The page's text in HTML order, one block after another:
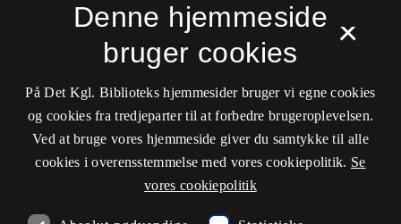
Driftsstatus
Cookieindstillinger
Kontaktinformationer
Åbningstider
×
Denne hjemmeside
bruger cookies
På Det Kgl. Biblioteks hjemmesider bruger vi egne cookies
og cookies fra tredjeparter til at forbedre brugeroplevelsen.
Ved at bruge vores hjemmeside giver du samtykke til alle
cookies i overensstemmelse med vores cookiepolitik. Se
vores cookiepolitik